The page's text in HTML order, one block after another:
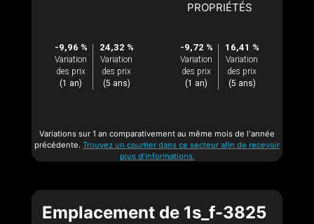
-9,96 %
Variation
des prix
(1 an)
24,32 %
Variation
des prix
(5 ans)
PROPRIÉTÉS
-9,72 %
Variation
des prix
(1 an)
16,41 %
Variation
des prix
(5 ans)
Variations sur 1 an comparativement au même mois de l'année
précédente. Trouvez un courtier dans ce secteur afin de recevoir
plus d'informations.
Emplacement de 1s_f-3825